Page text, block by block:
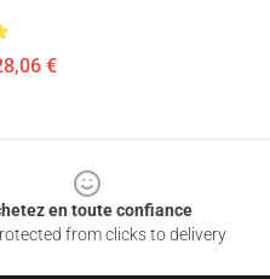
€
en toute confiance
from clicks to delivery